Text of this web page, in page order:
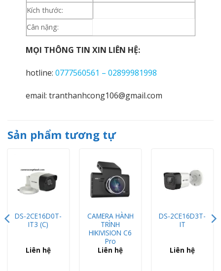
Kích thước:
Cân nặng:
MỌI THÔNG TIN XIN LIÊN HỆ:
hotline: 0777560561 – 02899981998
email: tranthanhcong106@gmail.com
Sản phẩm tương tự
DS-2CE16D0T-
IT3 (C)
Liên hệ
CAMERA HÀNH
TRÌNH
HIKIVISION C6
Pro
Liên hệ
DS-2CE16D3T-
IT
Liên hệ